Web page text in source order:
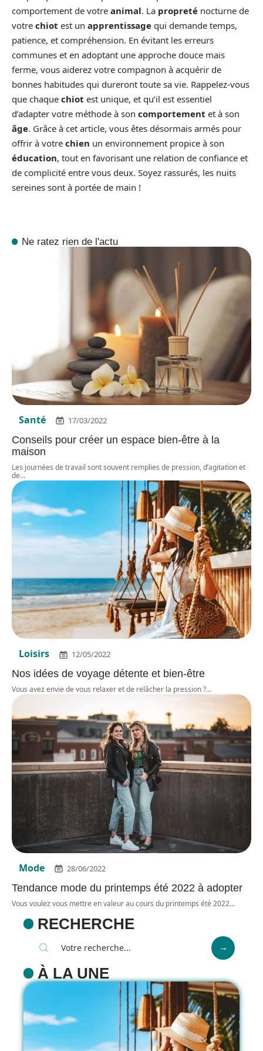
comportement de votre animal. La propreté nocturne de
votre chiot est un apprentissage qui demande temps,
patience, et compréhension. En évitant les erreurs
communes et en adoptant une approche douce mais
ferme, vous aiderez votre compagnon à acquérir de
bonnes habitudes qui dureront toute sa vie. Rappelez-vous
que chaque chiot est unique, et qu’il est essentiel
d’adapter votre méthode à son comportement et à son
âge. Grâce à cet article, vous êtes désormais armés pour
offrir à votre chien un environnement propice à son
éducation, tout en favorisant une relation de confiance et
de complicité entre vous deux. Soyez rassurés, les nuits
sereines sont à portée de main !
Ne ratez rien de l'actu
Santé 17/03/2022
Conseils pour créer un espace bien-être à la
maison
Les journées de travail sont souvent remplies de pression, d’agitation et
de…
Loisirs 12/05/2022
Nos idées de voyage détente et bien-être
Vous avez envie de vous relaxer et de relâcher la pression ?…
Mode 28/06/2022
Tendance mode du printemps été 2022 à adopter
Vous voulez vous mettre en valeur au cours du printemps été 2022…
RECHERCHE
À LA UNE